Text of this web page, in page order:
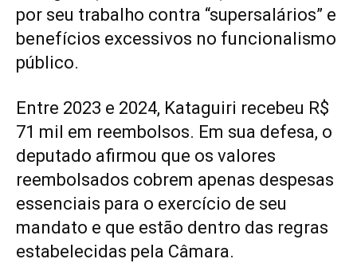
por seu trabalho contra “supersalários” e
benefícios excessivos no funcionalismo
público.
Entre 2023 e 2024, Kataguiri recebeu R$
71 mil em reembolsos. Em sua defesa, o
deputado afirmou que os valores
reembolsados cobrem apenas despesas
essenciais para o exercício de seu
mandato e que estão dentro das regras
estabelecidas pela Câmara.